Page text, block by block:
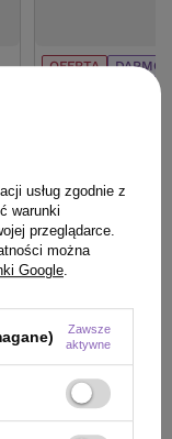
OFERTA
Mleczko
140
Najniższa cena
wprowadzeniem
Cena katalogowa:
usług zgodnie z
warunki
przeglądarce.
można
Google.
Zawsze
aktywne